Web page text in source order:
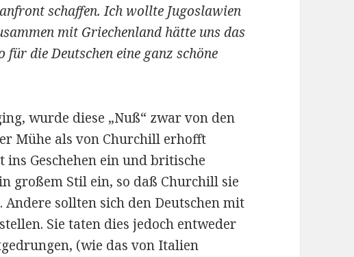
schaffen. Ich wollte Jugoslawien
mit Griechenland hätte uns das
die Deutschen eine ganz schöne
wurde diese „Nuß“ zwar von den
Mühe als von Churchill erhofft
Geschehen ein und britische
großem Stil ein, so daß Churchill sie
sollten sich den Deutschen mit
Sie taten dies jedoch entweder
(wie das von Italien